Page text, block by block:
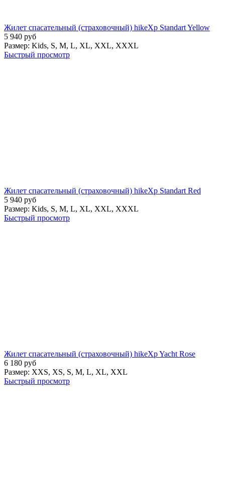
Жилет спасательный (страховочный) hikeXp Standart Yellow
5 940 руб
Размер: Kids, S, M, L, XL, XXL, XXXL
Быстрый просмотр
Жилет спасательный (страховочный) hikeXp Standart Red
5 940 руб
Размер: Kids, S, M, L, XL, XXL, XXXL
Быстрый просмотр
Жилет спасательный (страховочный) hikeXp Yacht Rose
6 180 руб
Размер: XXS, XS, S, M, L, XL, XXL
Быстрый просмотр